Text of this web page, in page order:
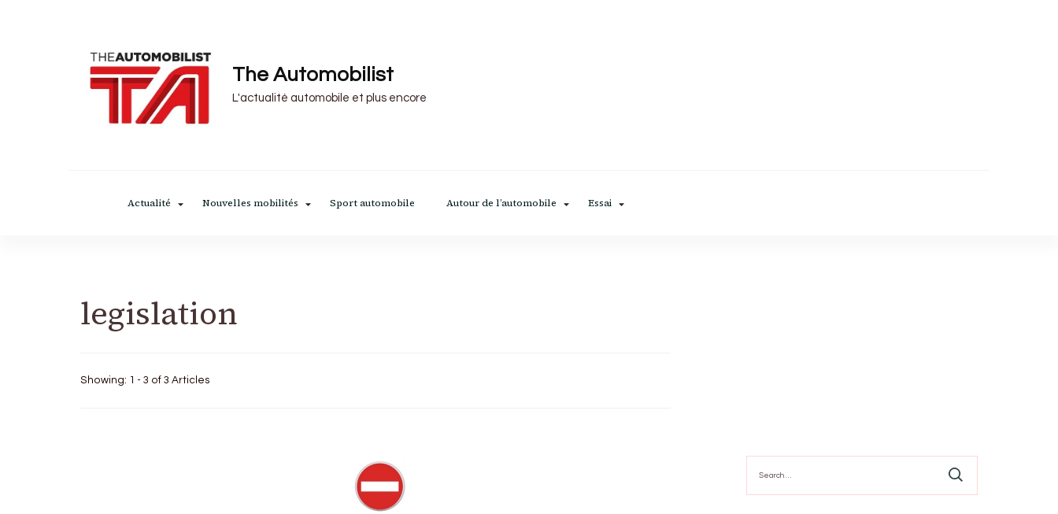
The Automobilist
L'actualité automobile et plus encore
Actualité Nouvelles mobilités Sport automobile Autour de l’automobile Essai
legislation
Showing: 1 - 3 of 3 Articles
for: